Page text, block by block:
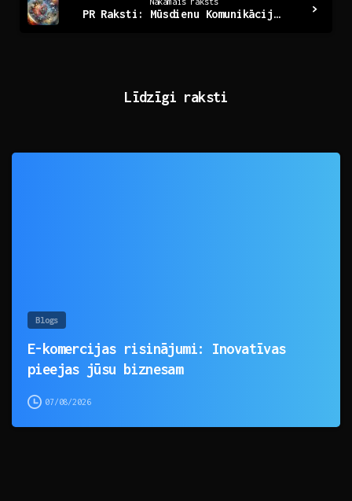
Nākamais raksts
PR Raksti: Mūsdienu Komunikācijas Svara Tīkls
Līdzīgi raksti
Blogs
E-komercijas risinājumi: Inovatīvas
pieejas jūsu biznesam
07/08/2026